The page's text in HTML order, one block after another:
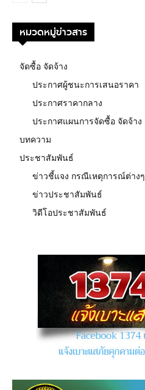
หมวดหมู่ข่าวสาร
จัดซื้อ จัดจ้าง
ประกาศผู้ชนะการเสนอราคา
ประกาศราคากลาง
ประกาศแผนการจัดซื้อ จัดจ้าง
บทความ
ประชาสัมพันธ์
ข่าวชี้แจง กรณีเหตุการณ์ต่างๆ
ข่าวประชาสัมพันธ์
วิดีโอประชาสัมพันธ์